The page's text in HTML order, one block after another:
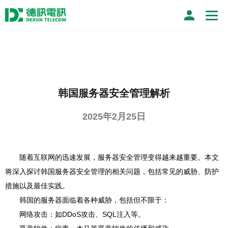
韩国服务器安全管理解析
2025年2月25日
随着互联网的迅速发展，服务器安全管理变得越来越重要。本文
将深入探讨韩国服务器安全管理的相关问题，包括常见的威胁、防护
措施以及最佳实践。
韩国的服务器面临着各种威胁，包括但不限于：
网络攻击：如DDoS攻击、SQL注入等。